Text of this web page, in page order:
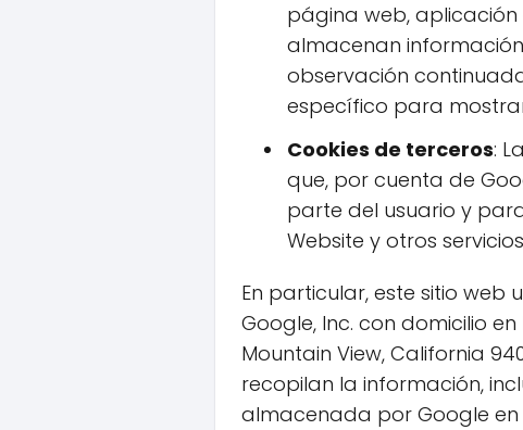
página web,
almacenan
observación
específico para
Cookies de terceros:
que, por cuenta de
parte del usuario y
Website y otros
En particular, este sitio web
Google, Inc. con domicilio
Mountain View, California
recopilan la información,
almacenada por Google en